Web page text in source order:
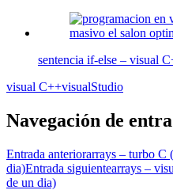
sentencia if-else – visual
visual C++visualStudio
Navegación de
Entrada anteriorarrays – turbo C
dia)Entrada siguientearrays –
de un dia)